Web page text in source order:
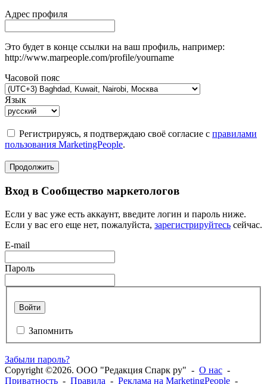
Адрес профиля
Это будет в конце ссылки на ваш профиль, например:
http://www.marpeople.com/profile/yourname
Часовой пояс
Язык
Регистрируясь, я подтверждаю своё согласие с правилами
пользования MarketingPeople.
Продолжить
Вход в Сообщество маркетологов
Если у вас уже есть аккаунт, введите логин и пароль ниже.
Если у вас его еще нет, пожалуйста, зарегистрируйтесь сейчас.
E-mail
Пароль
Войти
Запомнить
Забыли пароль?
Copyright ©2026. ООО "Редакция Спарк ру" - О нас -
Приватность - Правила - Реклама на MarketingPeople -